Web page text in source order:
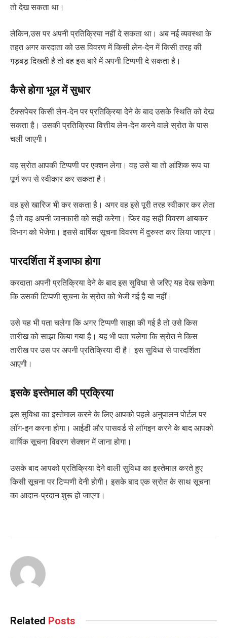
तो देख सकता था।
लेकिन,उस पर अपनी प्रतिक्रिया नहीं दे सकता था। अब नई व्यवस्था के
तहत अगर करदाता को उस विवरण में किसी लेन-देन में किसी तरह की
गड़बड़ दिखती है तो वह इस बारे में अपनी टिप्पणी दे सकता है।
कैसे होगा भूल में सुधार
टैक्सपेयर किसी लेन-देन पर प्रतिक्रिया देने के बाद उसके स्थिति को देख
सकता है। उसकी प्रतिक्रिया वित्तीय लेन-देन करने वाले स्रोत के पास
चली जाएगी।
वह स्रोत आपकी टिप्पणी पर एक्शन लेगा। वह उसे या तो आंशिक रूप या
पूर्ण रूप से स्वीकार कर सकता है।
वह इसे खारिज भी कर सकता है। अगर वह इसे पूरी तरह स्वीकार कर लेता
है तो वह अपनी जानकारी को सही करेगा। फिर वह सही विवरण आयकर
विभाग को भेजेगा। इससे वार्षिक सूचना विवरण में दुरुस्त कर लिया जाएगा।
पारदर्शिता में इजाफा होगा
करदाता अपनी प्रतिक्रिया देने के बाद इस सुविधा से जरिए यह देख सकेगा
कि उसकी टिप्पणी सूचना के स्रोत को भेजी गई है या नहीं।
उसे यह भी पता चलेगा कि अगर टिप्पणी साझा की गई है तो उसे किस
तारीख को साझा किया गया है। यह भी पता चलेगा कि स्रोत ने किस
तारीख पर उस पर अपनी प्रतिक्रिया दी है। इस सुविधा से पारदर्शिता
आएगी।
इसके इस्तेमाल की प्रक्रिया
इस सुविधा का इस्तेमाल करने के लिए आपको पहले अनुपालन पोर्टल पर
लॉग-इन करना होगा। आईडी और पासवर्ड से लॉगइन करने के बाद आपको
वार्षिक सूचना विवरण सेक्शन में जाना होगा।
उसके बाद आपको प्रतिक्रिया देने वाली सुविधा का इस्तेमाल करते हुए
किसी सूचना पर टिप्पणी देनी होगी। इसके बाद एक स्रोत के साथ सूचना
का आदान-प्रदान शुरू हो जाएगा।
Related Posts